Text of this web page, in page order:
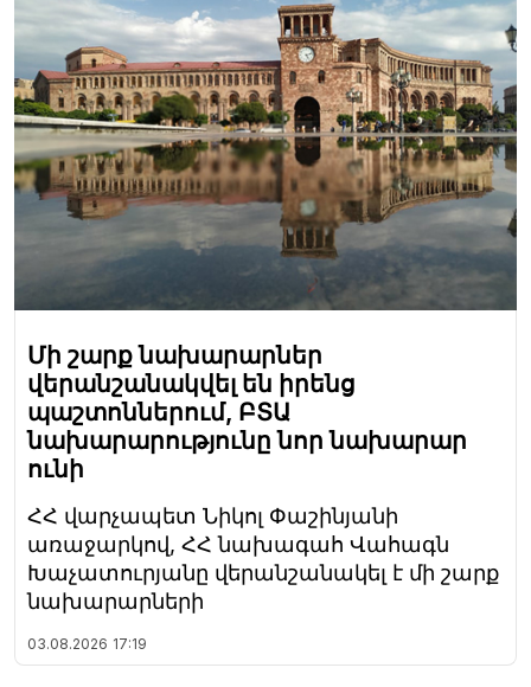
Մի շարք նախարարներ
վերանշանակվել են իրենց
պաշտոններում, ԲՏԱ
նախարարությունը նոր նախարար
ունի
ՀՀ վարչապետ Նիկոլ Փաշինյանի
առաջարկով, ՀՀ նախագահ Վահագն
Խաչատուրյանը վերանշանակել է մի շարք
նախարարների
03.08.2026 17:19